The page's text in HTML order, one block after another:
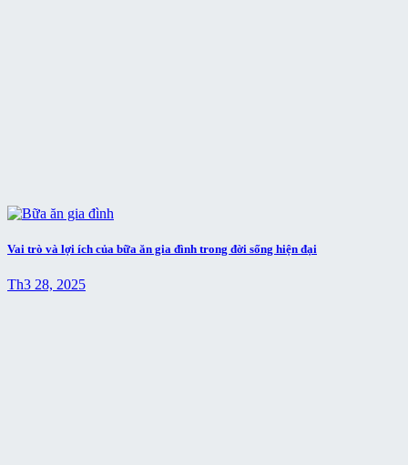
Vai trò và lợi ích của bữa ăn gia đình trong đời sống hiện đại
Th3 28, 2025